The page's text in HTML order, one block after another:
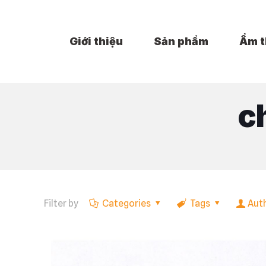
Giới thiệu Sản phẩm Ẩm
Filter by Categories Tags